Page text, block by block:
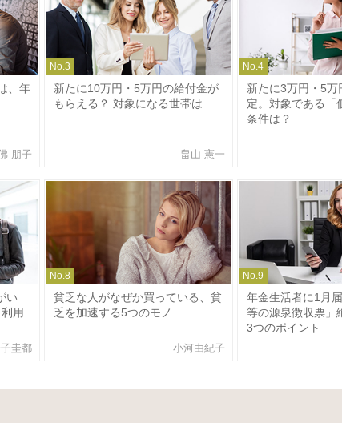
、年
朋子
No.3
新たに10万円・5万円の給付金が
もらえる？ 対象になる世帯は
畠山 憲一
No.4
新たに3万円・5万
定。対象である「
条件は？
い
用
圭都
No.8
貧乏な人がなぜか買っている、貧
乏を加速する5つのモノ
小河由紀子
No.9
年金生活者に1月
等の源泉徴収票」
3つのポイント